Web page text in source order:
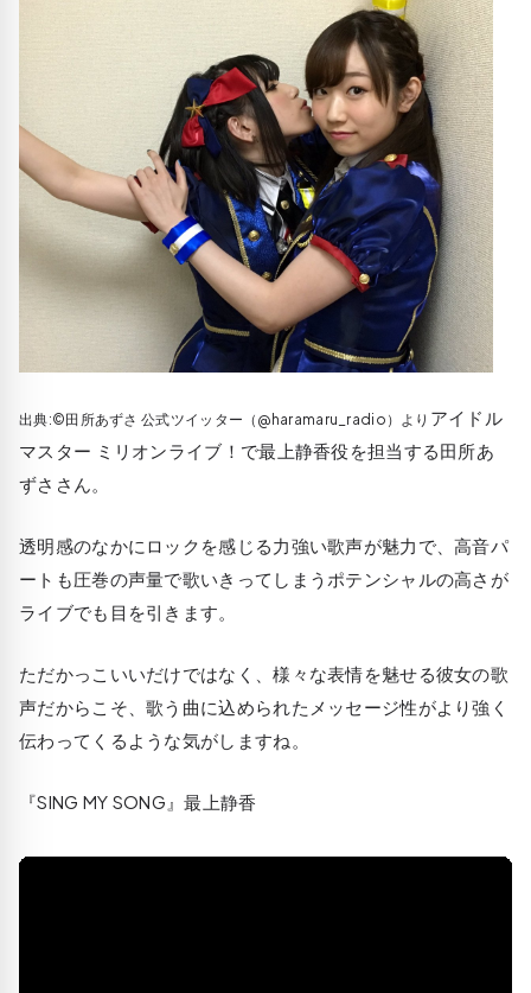
出典:©田所あずさ 公式ツイッター（@haramaru_radio）より アイドル
マスター ミリオンライブ！で最上静香役を担当する田所あ
ずささん。
透明感のなかにロックを感じる力強い歌声が魅力で、高音パ
ートも圧巻の声量で歌いきってしまうポテンシャルの高さが
ライブでも目を引きます。
ただかっこいいだけではなく、様々な表情を魅せる彼女の歌
声だからこそ、歌う曲に込められたメッセージ性がより強く
伝わってくるような気がしますね。
『SING MY SONG』最上静香